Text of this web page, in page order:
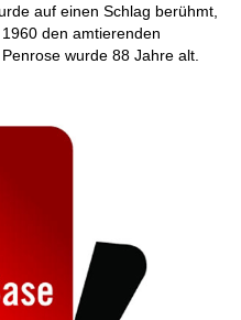
auf einen Schlag berühmt,
den amtierenden
wurde 88 Jahre alt.